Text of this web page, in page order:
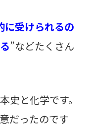
に受けられるの
”などたくさん
史と化学です。
だったのです